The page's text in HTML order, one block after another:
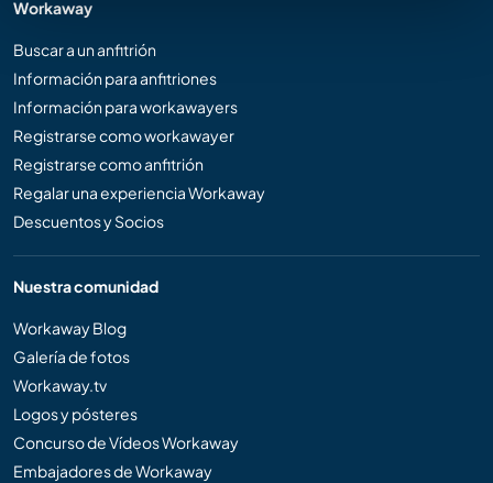
Workaway
Buscar a un anfitrión
Información para anfitriones
Información para workawayers
Registrarse como workawayer
Registrarse como anfitrión
Regalar una experiencia Workaway
Descuentos y Socios
Nuestra comunidad
Workaway Blog
Galería de fotos
Workaway.tv
Logos y pósteres
Concurso de Vídeos Workaway
Embajadores de Workaway